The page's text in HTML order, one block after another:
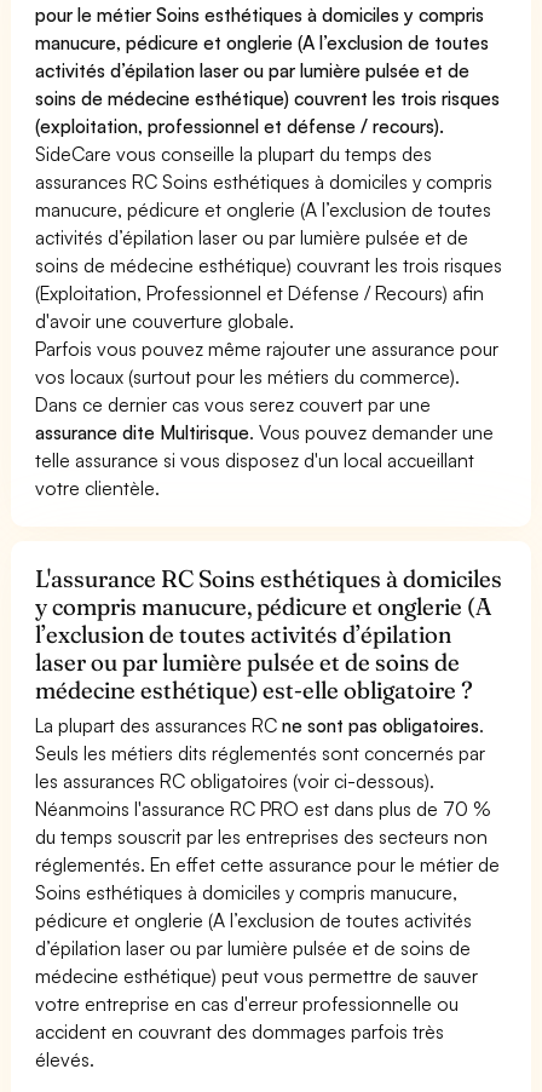
pour le métier Soins esthétiques à domiciles y compris
manucure, pédicure et onglerie (A l’exclusion de toutes
activités d’épilation laser ou par lumière pulsée et de
soins de médecine esthétique) couvrent les trois risques
(exploitation, professionnel et défense / recours).
SideCare vous conseille la plupart du temps des
assurances RC Soins esthétiques à domiciles y compris
manucure, pédicure et onglerie (A l’exclusion de toutes
activités d’épilation laser ou par lumière pulsée et de
soins de médecine esthétique) couvrant les trois risques
(Exploitation, Professionnel et Défense / Recours) afin
d'avoir une couverture globale.
Parfois vous pouvez même rajouter une assurance pour
vos locaux (surtout pour les métiers du commerce).
Dans ce dernier cas vous serez couvert par une
assurance dite Multirisque. Vous pouvez demander une
telle assurance si vous disposez d'un local accueillant
votre clientèle.
L'assurance RC Soins esthétiques à domiciles
y compris manucure, pédicure et onglerie (A
l’exclusion de toutes activités d’épilation
laser ou par lumière pulsée et de soins de
médecine esthétique) est-elle obligatoire ?
La plupart des assurances RCne sont pas obligatoires.
Seuls les métiers dits réglementés sont concernés par
les assurances RC obligatoires (voir ci-dessous).
Néanmoins l'assurance RC PRO est dans plus de 70 %
du temps souscrit par les entreprises des secteurs non
réglementés. En effet cette assurance pour le métier de
Soins esthétiques à domiciles y compris manucure,
pédicure et onglerie (A l’exclusion de toutes activités
d’épilation laser ou par lumière pulsée et de soins de
médecine esthétique) peut vous permettre de sauver
votre entreprise en cas d'erreur professionnelle ou
accident en couvrant des dommages parfois très
élevés.